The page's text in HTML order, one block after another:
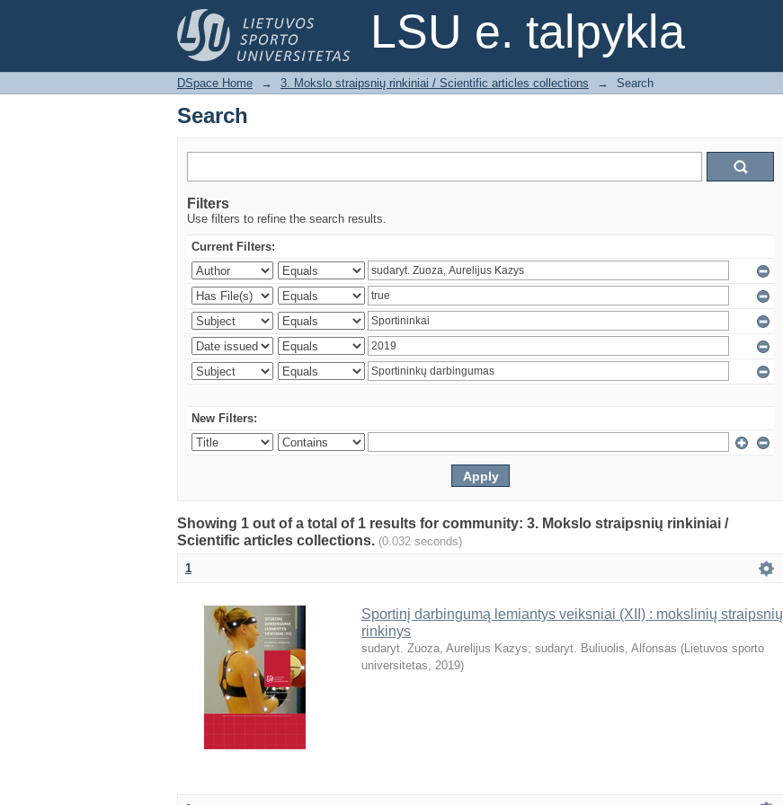
LSU e. talpykla
Search
DSpace Home → 3. Mokslo straipsnių rinkiniai / Scientific articles collections → Search
Search
Filters
Use filters to refine the search results.
Current Filters:
New Filters:
Showing 1 out of a total of 1 results for community: 3. Mokslo straipsnių rinkiniai /
Scientific articles collections. (0.032 seconds)
1
Sportinį darbingumą lemiantys veiksniai (XII) : mokslinių straipsnių
rinkinys
sudaryt. Zuoza, Aurelijus Kazys; sudaryt. Buliuolis, Alfonsas (Lietuvos sporto
universitetas, 2019)